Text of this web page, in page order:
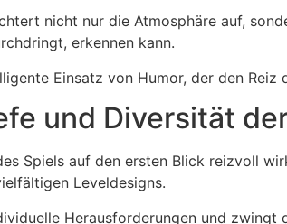
nicht nur die Atmosphäre auf,
erkennen kann.
Einsatz von Humor, der den Reiz
und Diversität
Spiels auf den ersten Blick reizvoll
Leveldesigns.
Herausforderungen und